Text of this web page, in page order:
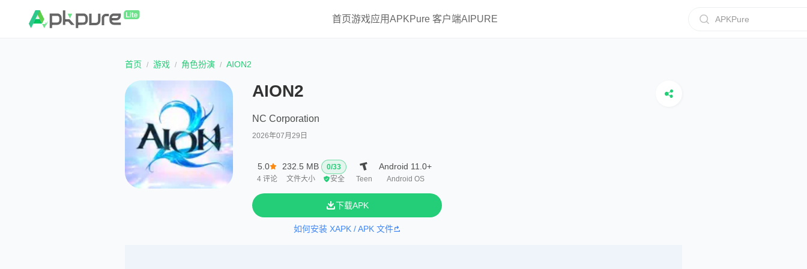
首页游戏应用APKPure 客户端AIPURE APKPure
首页 游戏 角色扮演 AION2
AION2
NC Corporation
2026年07月29日
5.0
4 评论
232.5 MB
文件大小
0/33
安全
Teen
Android 11.0+
Android OS
下载APK
如何安装 XAPK / APK 文件